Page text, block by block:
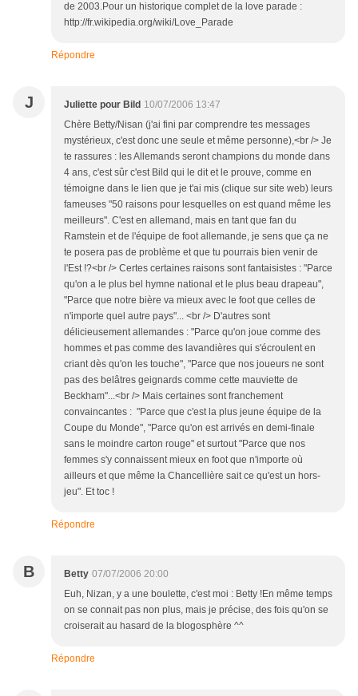
de 2003.Pour un historique complet de la love parade :
http://fr.wikipedia.org/wiki/Love_Parade
Répondre
J Juliette pour Bild 10/07/2006 13:47
Chère Betty/Nisan (j'ai fini par comprendre tes messages
mystérieux, c'est donc une seule et même personne),<br /> Je
te rassures : les Allemands seront champions du monde dans
4 ans, c'est sûr c'est Bild qui le dit et le prouve, comme en
témoigne dans le lien que je t'ai mis (clique sur site web) leurs
fameuses "50 raisons pour lesquelles on est quand même les
meilleurs". C'est en allemand, mais en tant que fan du
Ramstein et de l'équipe de foot allemande, je sens que ça ne
te posera pas de problème et que tu pourrais bien venir de
l'Est !?<br /> Certes certaines raisons sont fantaisistes : "Parce
qu'on a le plus bel hymne national et le plus beau drapeau",
"Parce que notre bière va mieux avec le foot que celles de
n'importe quel autre pays"... <br /> D'autres sont
délicieusement allemandes : "Parce qu'on joue comme des
hommes et pas comme des lavandières qui s'écroulent en
criant dès qu'on les touche", "Parce que nos joueurs ne sont
pas des belâtres geignards comme cette mauviette de
Beckham"...<br /> Mais certaines sont franchement
convaincantes : "Parce que c'est la plus jeune équipe de la
Coupe du Monde", "Parce qu'on est arrivés en demi-finale
sans le moindre carton rouge" et surtout "Parce que nos
femmes s'y connaissent mieux en foot que n'importe où
ailleurs et que même la Chancellière sait ce qu'est un hors-
jeu". Et toc !
Répondre
B Betty 07/07/2006 20:00
Euh, Nizan, y a une boulette, c'est moi : Betty !En même temps
on se connait pas non plus, mais je précise, des fois qu'on se
croiserait au hasard de la blogosphère ^^
Répondre